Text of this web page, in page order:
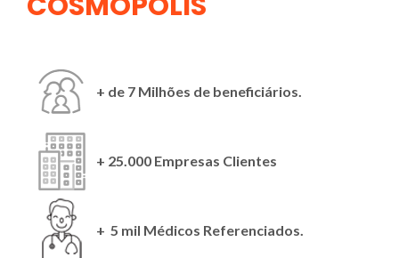
+ de 7 Milhões de beneficiários.
+ 25.000 Empresas Clientes
+ 5 mil Médicos Referenciados.